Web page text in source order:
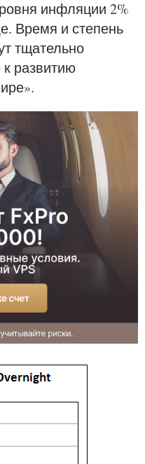
инфляции 2%
Время и степень
тщательно
развитию